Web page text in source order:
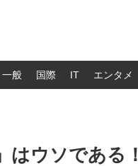
一般 国際 IT エンタメ
はウソである！